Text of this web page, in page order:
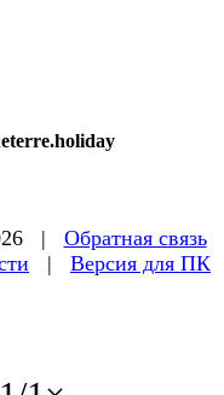
| Обратная связь
| Версия для ПК